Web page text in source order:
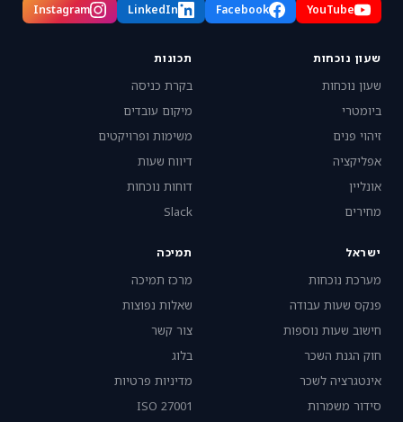
YouTube
Facebook
LinkedIn
Instagram
שעון נוכחות
שעון נוכחות
ביומטרי
זיהוי פנים
אפליקציה
אונליין
מחירים
תכונות
בקרת כניסה
מיקום עובדים
משימות ופרויקטים
דיווח שעות
דוחות נוכחות
Slack
ישראל
מערכת נוכחות
פנקס שעות עבודה
חישוב שעות נוספות
חוק הגנת השכר
אינטגרציה לשכר
סידור משמרות
תמיכה
מרכז תמיכה
שאלות נפוצות
צור קשר
בלוג
מדיניות פרטיות
ISO 27001